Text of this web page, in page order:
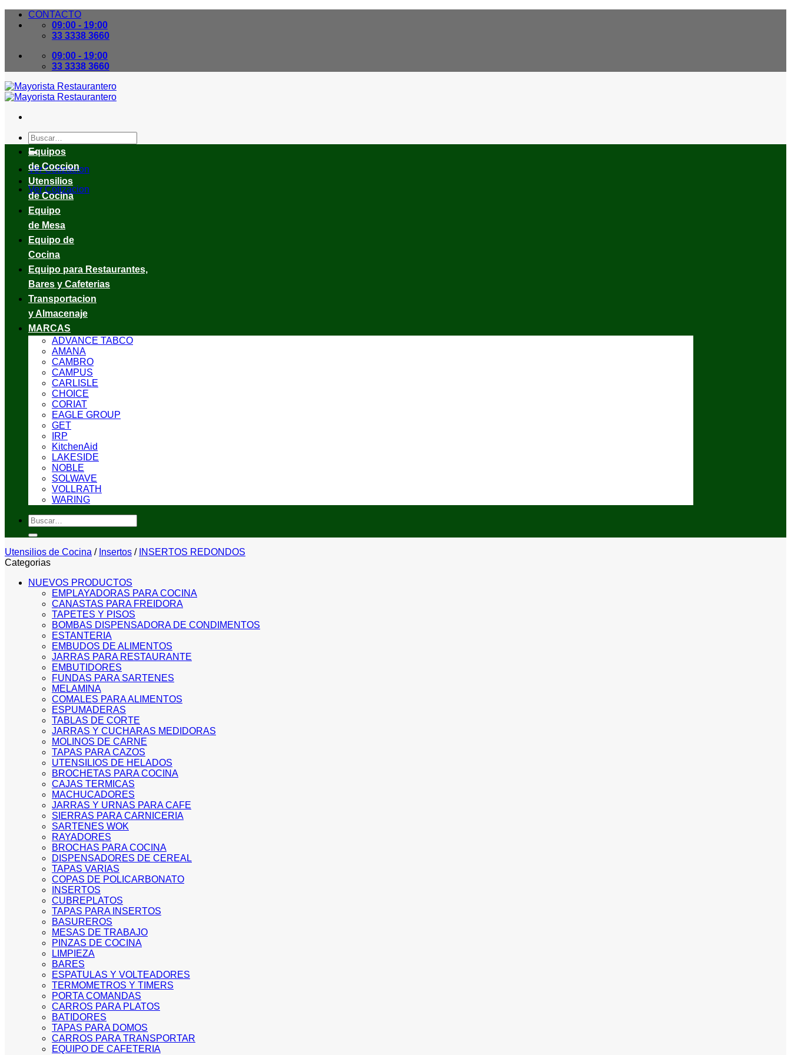
Skip
CONTACTO
09:00 - 19:00
33 3338 3660
09:00 - 19:00
33 3338 3660
Buscar
por:
Ver Cotizacion
Ver Cotizacion
Equipos
de Coccion
Utensilios
de Cocina
Equipo
de Mesa
Equipo de
Cocina
Equipo para Restaurantes,
Bares y Cafeterias
Transportacion
y Almacenaje
MARCAS
ADVANCE TABCO
AMANA
CAMBRO
CAMPUS
CARLISLE
CHOICE
CORIAT
EAGLE GROUP
GET
IRP
KitchenAid
LAKESIDE
NOBLE
SOLWAVE
VOLLRATH
WARING
Buscar
por:
Utensilios de Cocina / Insertos / INSERTOS REDONDOS
Categorias
NUEVOS PRODUCTOS
EMPLAYADORAS PARA COCINA
CANASTAS PARA FREIDORA
TAPETES Y PISOS
BOMBAS DISPENSADORA DE CONDIMENTOS
ESTANTERIA
EMBUDOS DE ALIMENTOS
JARRAS PARA RESTAURANTE
EMBUTIDORES
FUNDAS PARA SARTENES
MELAMINA
COMALES PARA ALIMENTOS
ESPUMADERAS
TABLAS DE CORTE
JARRAS Y CUCHARAS MEDIDORAS
MOLINOS DE CARNE
TAPAS PARA CAZOS
UTENSILIOS DE HELADOS
BROCHETAS PARA COCINA
CAJAS TERMICAS
MACHUCADORES
JARRAS Y URNAS PARA CAFE
SIERRAS PARA CARNICERIA
SARTENES WOK
RAYADORES
BROCHAS PARA COCINA
DISPENSADORES DE CEREAL
TAPAS VARIAS
COPAS DE POLICARBONATO
INSERTOS
CUBREPLATOS
TAPAS PARA INSERTOS
BASUREROS
MESAS DE TRABAJO
PINZAS DE COCINA
LIMPIEZA
BARES
ESPATULAS Y VOLTEADORES
TERMOMETROS Y TIMERS
PORTA COMANDAS
CARROS PARA PLATOS
BATIDORES
TAPAS PARA DOMOS
CARROS PARA TRANSPORTAR
EQUIPO DE CAFETERIA